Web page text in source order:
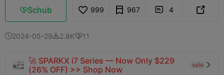
Schub 999 967  4 
2024-05-292.8K11
🚀 SPARKX i7 Series — Now Only $229
(26% OFF) >> Shop Now
sale 